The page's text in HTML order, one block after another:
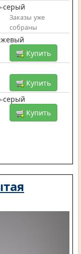
серый
Заказы уже
собраны
Купить
Купить
серый
Купить